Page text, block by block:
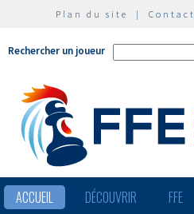
Plan du site | Contact
Rechercher un joueur
ACCUEIL DÉCOUVRIR FFE